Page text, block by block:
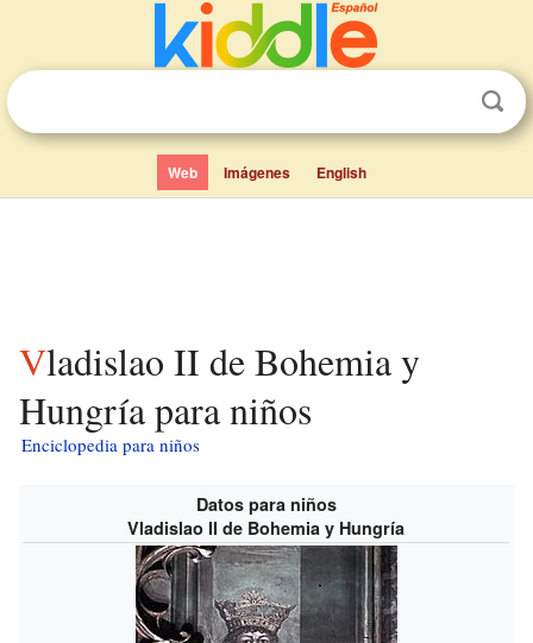
Web Imágenes English
Vladislao II de Bohemia y
Hungría para niños
Enciclopedia para niños
Datos para niños
Vladislao II de Bohemia y Hungría